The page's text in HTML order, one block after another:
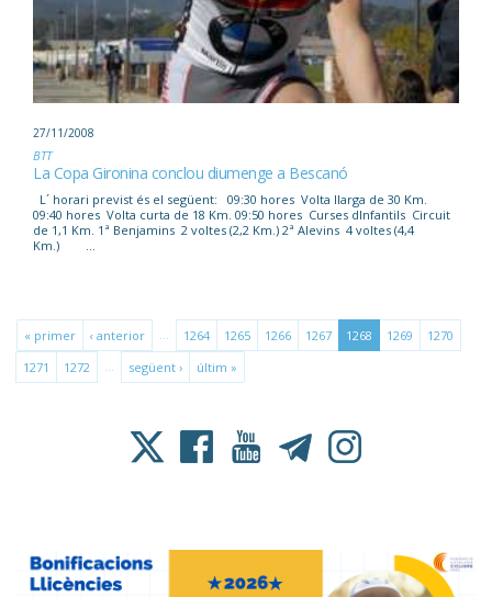
27/11/2008
BTT
La Copa Gironina conclou diumenge a Bescanó
L´ horari previst és el següent: 09:30 hores  Volta llarga de 30 Km.
09:40 hores  Volta curta de 18 Km. 09:50 hores  Curses dInfantils  Circuit
de 1,1 Km. 1ª Benjamins  2 voltes (2,2 Km.) 2ª Alevins  4 voltes (4,4
Km.) ...
« primer ‹ anterior 1264 1265 1266 1267 1268 1269
1270
1271
1272 següent › últim »